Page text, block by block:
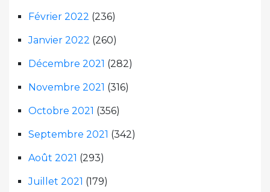
Février 2022 (236)
Janvier 2022 (260)
Décembre 2021 (282)
Novembre 2021 (316)
Octobre 2021 (356)
Septembre 2021 (342)
Août 2021 (293)
Juillet 2021 (179)